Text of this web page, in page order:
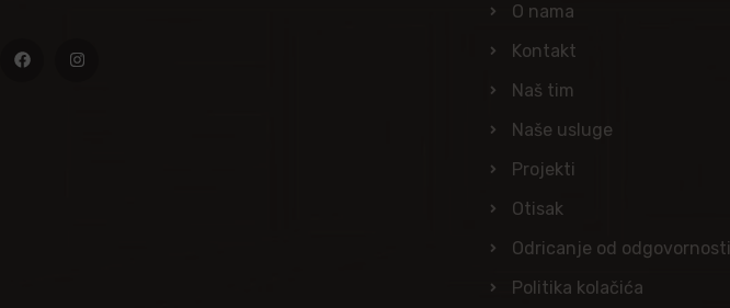
O nama
Kontakt
Naš tim
Naše usluge
Projekti
Otisak
Odricanje od odgovornosti
Politika kolačića